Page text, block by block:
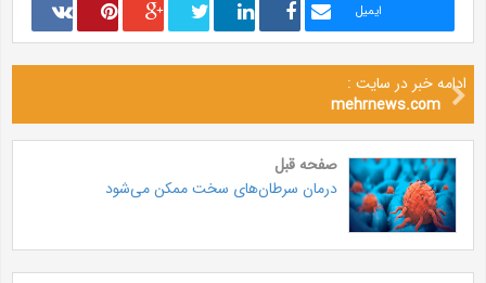
ایمیل
ادامه خبر در سایت :
mehrnews.com
صفحه قبل
درمان سرطان‌های سخت ممکن می‌شود